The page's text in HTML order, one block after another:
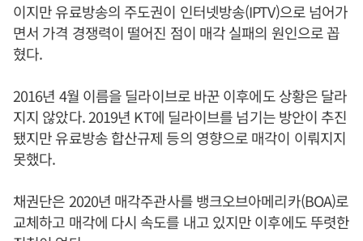
이지만 유료방송의 주도권이 인터넷방송(IPTV)으로 넘어가
면서 가격 경쟁력이 떨어진 점이 매각 실패의 원인으로 꼽
혔다.
2016년 4월 이름을 딜라이브로 바꾼 이후에도 상황은 달라
지지 않았다. 2019년 KT에 딜라이브를 넘기는 방안이 추진
됐지만 유료방송 합산규제 등의 영향으로 매각이 이뤄지지
못했다.
채권단은 2020년 매각주관사를 뱅크오브아메리카(BOA)로
교체하고 매각에 다시 속도를 내고 있지만 이후에도 뚜렷한